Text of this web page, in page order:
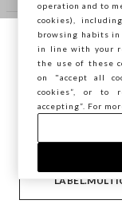
COMPANIE
CONTACTE
Copyright ©
Navighezi pe
salvezi locația
operation and to
cookies),
browsing habits
in line with your
the use of these
on "accept all
cookies”, or to
accepting”. For